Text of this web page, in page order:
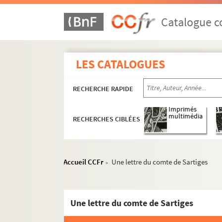
Catalogue
LES CATALOGUES
RECHERCHE RAPIDE
RECHERCHES CIBLÉES
Imprimés
multimédia
Accueil CCFr > Une lettre du comte de Sartiges
Une lettre du comte de Sartiges
Une lettre de Charles Laforestier
Deux lettres de Charles Le Bargy
Une lettre de Georges Lecomte
Une lettre de Antonin Lefevre-Pontalis
Une lettre de Louis Evêque de Mayence au
Une lettre de Louis-Philippe à Sémélé
de Maintenon
Une lettre de Jules de Marthold
Une lettre de Edmond-Louis comte de
Une lettre de Jules Méline
Une lettre de Xavier de Montepin
Une lettre de H. Mourot, curé de Viocourt